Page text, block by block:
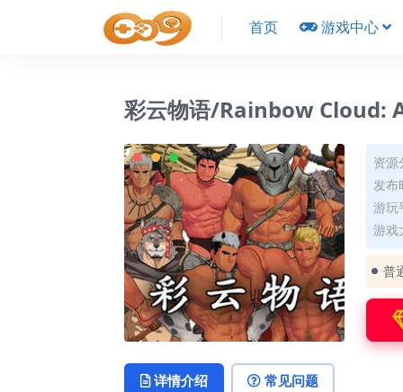
首页 游戏中心
彩云物语/Rainbow Cloud:
资
发布
游玩
游戏
普
详情介绍 常见问题